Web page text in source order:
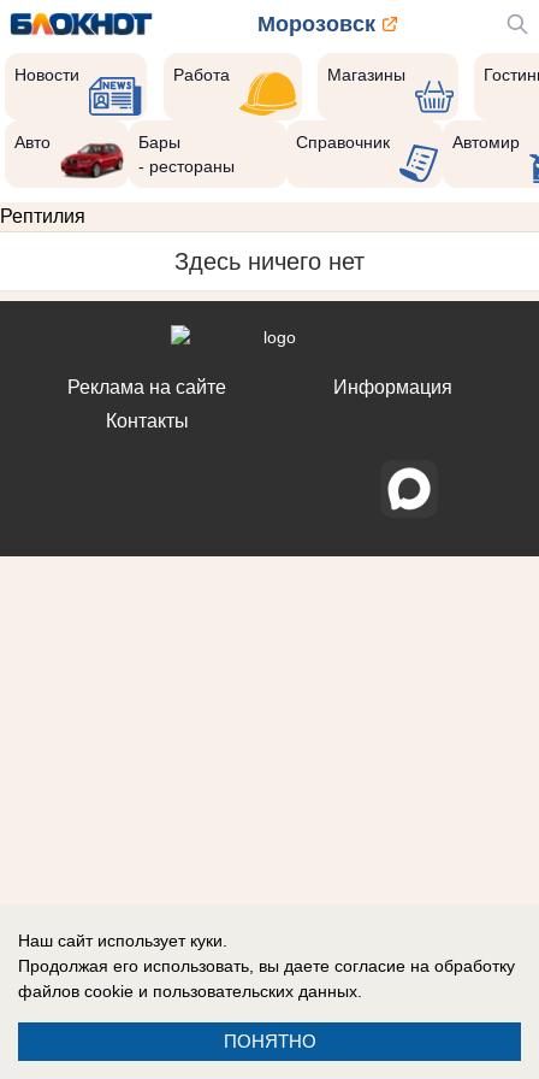
Морозовск
Новости Работа Магазины
Авто
Бары
- рестораны
Справочник Автомир
Рептилия
Здесь ничего нет
Реклама на сайте
Контакты
Информация
Наш сайт использует куки.
Продолжая его использовать, вы даете согласие на обработку
файлов cookie и пользовательских данных.
ПОНЯТНО